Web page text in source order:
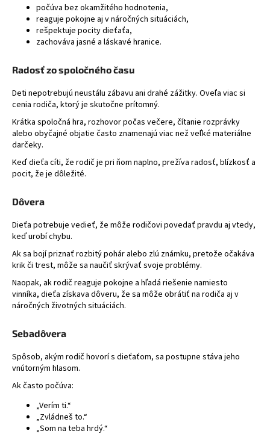
počúva bez okamžitého hodnotenia,
reaguje pokojne aj v náročných situáciách,
rešpektuje pocity dieťaťa,
zachováva jasné a láskavé hranice.
Radosť zo spoločného času
Deti nepotrebujú neustálu zábavu ani drahé zážitky. Oveľa viac si
cenia rodiča, ktorý je skutočne prítomný.
Krátka spoločná hra, rozhovor počas večere, čítanie rozprávky
alebo obyčajné objatie často znamenajú viac než veľké materiálne
darčeky.
Keď dieťa cíti, že rodič je pri ňom naplno, prežíva radosť, blízkosť a
pocit, že je dôležité.
Dôvera
Dieťa potrebuje vedieť, že môže rodičovi povedať pravdu aj vtedy,
keď urobí chybu.
Ak sa bojí priznať rozbitý pohár alebo zlú známku, pretože očakáva
krik či trest, môže sa naučiť skrývať svoje problémy.
Naopak, ak rodič reaguje pokojne a hľadá riešenie namiesto
vinníka, dieťa získava dôveru, že sa môže obrátiť na rodiča aj v
náročných životných situáciách.
Sebadôvera
Spôsob, akým rodič hovorí s dieťaťom, sa postupne stáva jeho
vnútorným hlasom.
Ak často počúva:
„Verím ti.“
„Zvládneš to.“
„Som na teba hrdý.“